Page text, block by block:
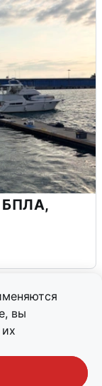
вы
БПЛА,